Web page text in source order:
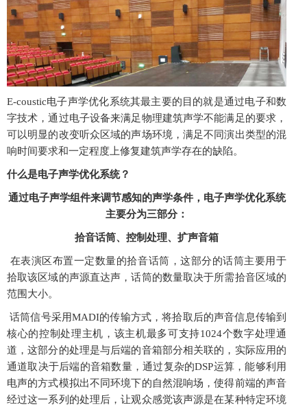
E-coustic电子声学优化系统其最主要的目的就是通过电子和数
字技术，通过电子设备来满足物理建筑声学不能满足的要求，
可以明显的改变听众区域的声场环境，满足不同演出类型的混
响时间要求和一定程度上修复建筑声学存在的缺陷。
什么是电子声学优化系统？
通过电子声学组件来调节感知的声学条件，电子声学优化系统
主要分为三部分：
拾音话筒、控制处理、扩声音箱
在表演区布置一定数量的拾音话筒，这部分的话筒主要用于
拾取该区域的声源直达声，话筒的数量取决于所需拾音区域的
范围大小。
话筒信号采用MADI的传输方式，将拾取后的声音信息传输到
核心的控制处理主机，该主机最多可支持1024个数字处理通
道，这部分的处理是与后端的音箱部分相关联的，实际应用的
通道取决于后端的音箱数量，通过复杂的DSP运算，能够利用
电声的方式模拟出不同环境下的自然混响场，使得前端的声音
经过这一系列的处理后，让观众感觉该声源是在某种特定环境